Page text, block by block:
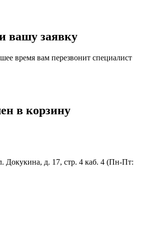
вашу заявку
время вам перезвонит специалист
в корзину
Докукина, д. 17, стр. 4 каб. 4 (Пн-Пт: